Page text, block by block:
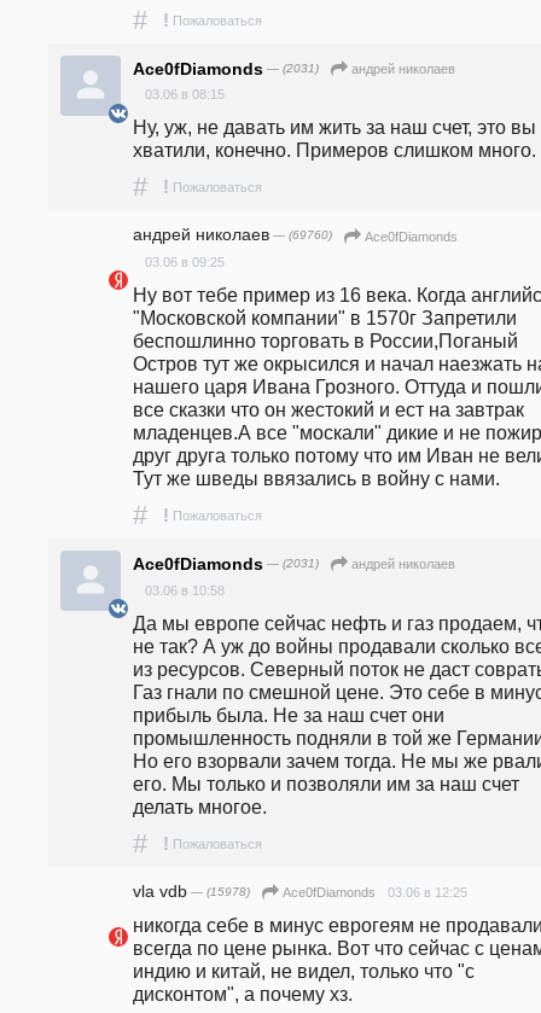
# ! Пожаловаться
Ace0fDiamonds — (2031)
андpeй николаев
03.06 в 08:15
Ну, уж, не давать им жить за наш счет, это вы
хватили, конечно. Примеров слишком много.
# ! Пожаловаться
андpeй николаев — (69760)
Ace0fDiamonds
03.06 в 09:25
Ну вот тебе пример из 16 века. Когда
"Московской компании" в 1570г Запретили
беспошлинно торговать в России,Поганый
Остров тут же окрысился и начал наезжать
нашего царя Ивана Грозного. Оттуда и
все сказки что он жестокий и ест на завтрак
младенцев.А все "москали" дикие и не
друг друга только потому что им Иван не
Тут же шведы ввязались в войну с нами.
# ! Пожаловаться
Ace0fDiamonds — (2031)
андpeй николаев
03.06 в 10:58
Да мы европе сейчас нефть и газ продаем,
не так? А уж до войны продавали сколько
из ресурсов. Северный поток не даст
Газ гнали по смешной цене. Это себе в
прибыль была. Не за наш счет они
промышленность подняли в той же
Но его взорвали зачем тогда. Не мы же
его. Мы только и позволяли им за наш счет
делать многое.
# ! Пожаловаться
vla vdb — (15978) Ace0fDiamonds 03.06 в 12:25
никогда себе в минус еврогеям не
всегда по цене рынка. Вот что сейчас с
индию и китай, не видел, только что "с
дисконтом", а почему хз.